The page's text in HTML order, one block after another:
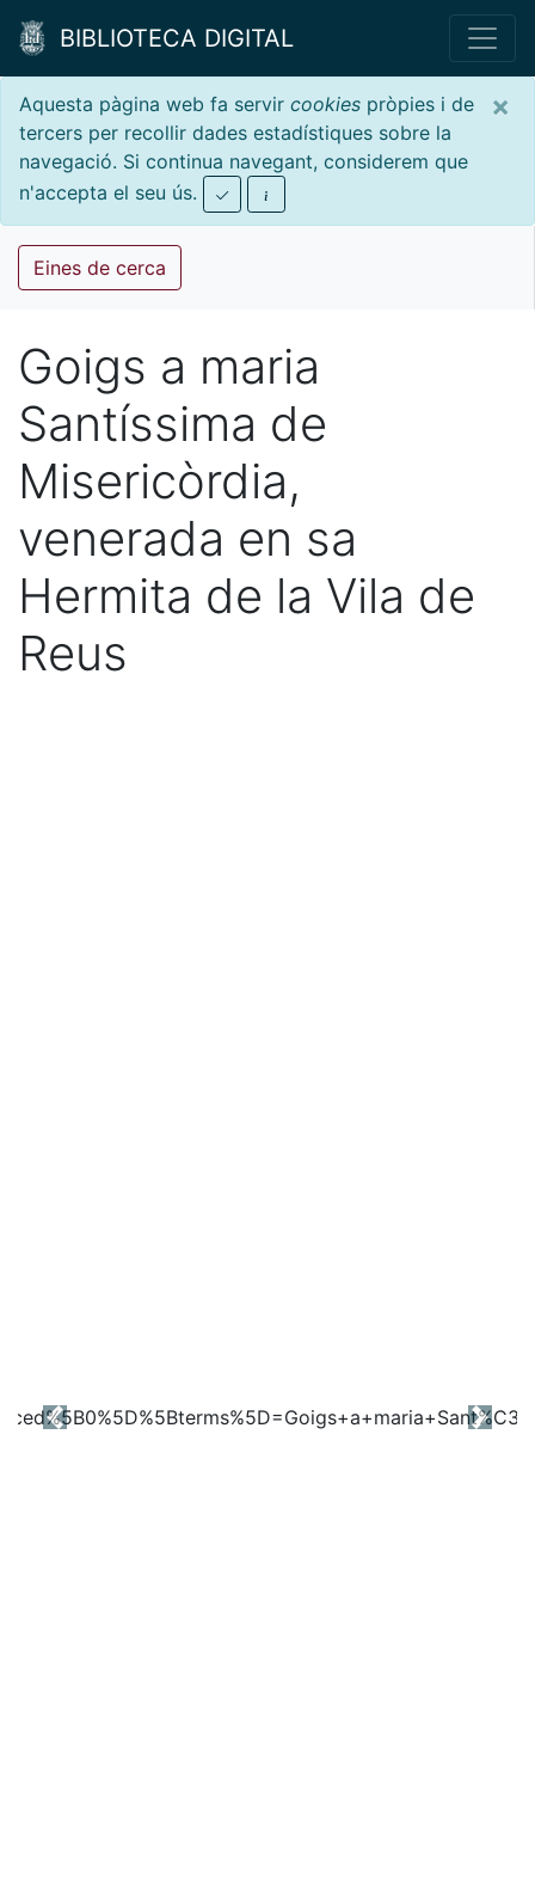
BIBLIOTECA DIGITAL
×
Aquesta pàgina web fa servir cookies pròpies i de
tercers per recollir dades estadístiques sobre la
navegació. Si continua navegant, considerem que
n'accepta el seu ús.
Eines de cerca
Goigs a maria
Santíssima de
Misericòrdia,
venerada en sa
Hermita de la Vila de
Reus
Previous Next